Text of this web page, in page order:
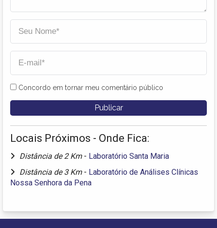
Concordo em tornar meu comentário público
Locais Próximos - Onde Fica:
Distância de 2 Km - Laboratório Santa Maria
Distância de 3 Km - Laboratório de Análises Clínicas
Nossa Senhora da Pena